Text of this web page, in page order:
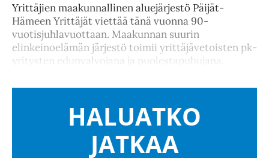
Yrittäjien maakunnallinen aluejärjestö Päijät-
Hämeen Yrittäjät viettää tänä vuonna 90-
vuotisjuhlavuottaan. Maakunnan suurin
elinkeinoelämän järjestö toimii yrittäjävetoisten pk-
yritysten edunvalvojana ja puolestapuhujana.
HALUATKO
JATKAA